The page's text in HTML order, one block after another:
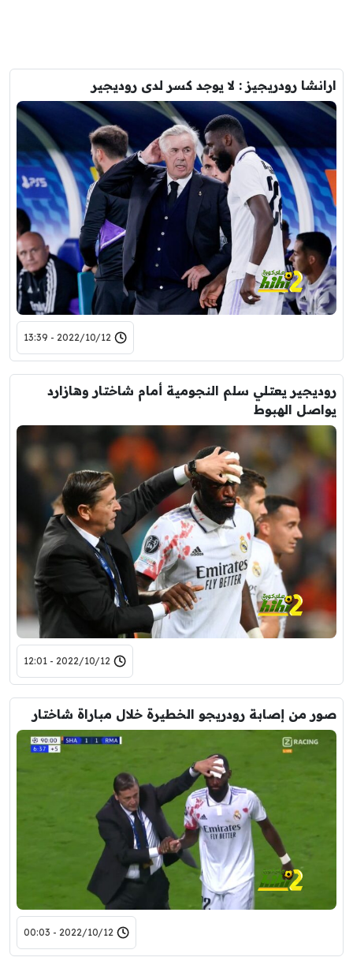
ارانشا رودريجيز : لا يوجد كسر لدى روديجير
2022/10/12 - 13:39
روديجير يعتلي سلم النجومية أمام شاختار وهازارد
يواصل الهبوط
2022/10/12 - 12:01
صور من إصابة رودريجو الخطيرة خلال مباراة شاختار
2022/10/12 - 00:03